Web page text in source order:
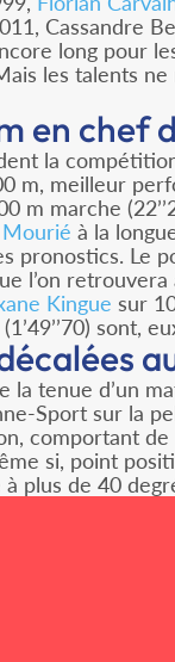
Cassandre
long pour
les talents
en chef
la
m, meilleur
m marche
Mourié à la
pronostics. Le
l’on
Kingue sur
sont,
la tenue d’un
Sport sur la
comportant
si, point
plus de 40